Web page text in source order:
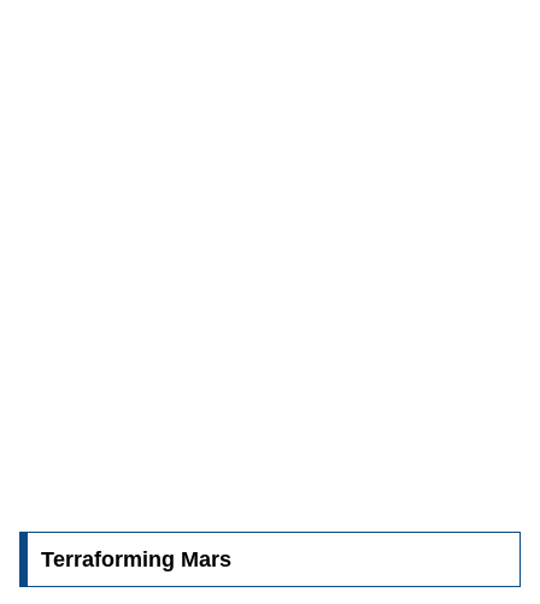
Terraforming Mars